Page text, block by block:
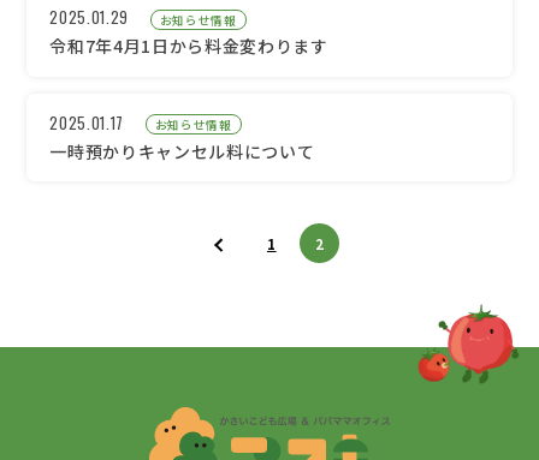
2025.01.29 お知らせ情報
令和7年4月1日から料金変わります
2025.01.17 お知らせ情報
一時預かりキャンセル料について
1 2